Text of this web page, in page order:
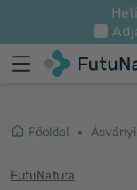
Főoldal
FutuNatura